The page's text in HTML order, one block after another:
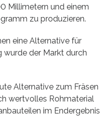
Millimetern und einem
zu produzieren.
eine Alternative für
wurde der Markt durch
Alternative zum Fräsen
wertvolles Rohmaterial
im Endergebnis